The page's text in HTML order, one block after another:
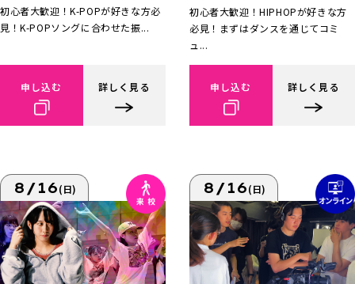
初心者大歓迎！K-POPが好きな方必
見！K-POPソングに合わせた振...
申し込む 詳しく見る
初心者大歓迎！HIPHOPが好きな方
必見！まずはダンスを通じてコミ
ュ...
申し込む 詳しく見る
8/16(日) 8/16(日)